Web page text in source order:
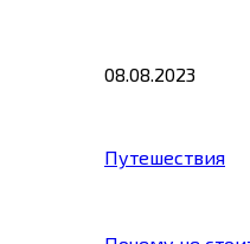
08.08.2023
Путешествия